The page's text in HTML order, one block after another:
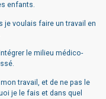
enfants.
je voulais faire un travail en
le milieu médico-
travail, et de ne pas le
je le fais et dans quel